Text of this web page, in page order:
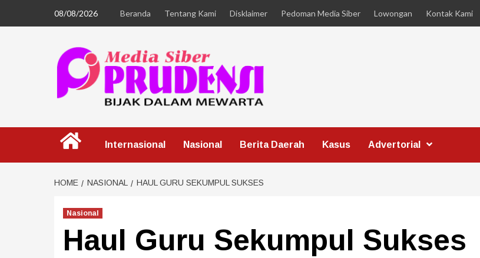
08/08/2026 Beranda Tentang Kami Disklaimer Pedoman Media Siber Lowongan Kontak Kami
Internasional Nasional Berita Daerah Kasus Advertorial
HOME NASIONAL HAUL GURU SEKUMPUL SUKSES
Nasional
Haul Guru Sekumpul Sukses